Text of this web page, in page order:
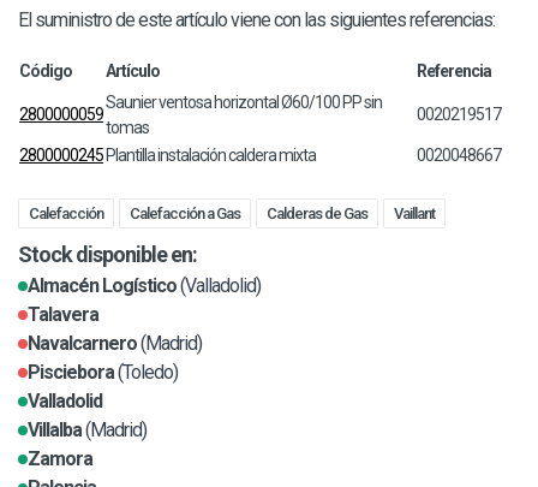
El suministro de este artículo viene con las siguientes referencias:
Código Artículo Referencia
2800000059
Saunier ventosa horizontal Ø60/100 PP sin
tomas
0020219517
2800000245 Plantilla instalación caldera mixta 0020048667
Calefacción Calefacción a Gas Calderas de Gas Vaillant
Stock disponible en:
Almacén Logístico(Valladolid)
Talavera
Navalcarnero(Madrid)
Pisciebora(Toledo)
Valladolid
Villalba(Madrid)
Zamora